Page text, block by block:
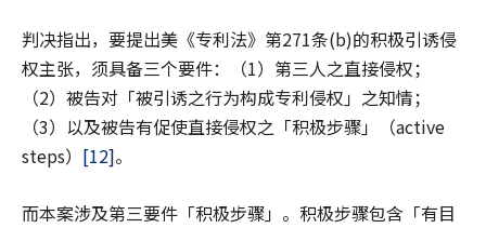
判决指出，要提出美《专利法》第271条(b)的积极引诱侵
权主张，须具备三个要件：（1）第三人之直接侵权；
（2）被告对「被引诱之行为构成专利侵权」之知情；
（3）以及被告有促使直接侵权之「积极步骤」（active
steps） [12]。
而本案涉及第三要件「积极步骤」。积极步骤包含「有目